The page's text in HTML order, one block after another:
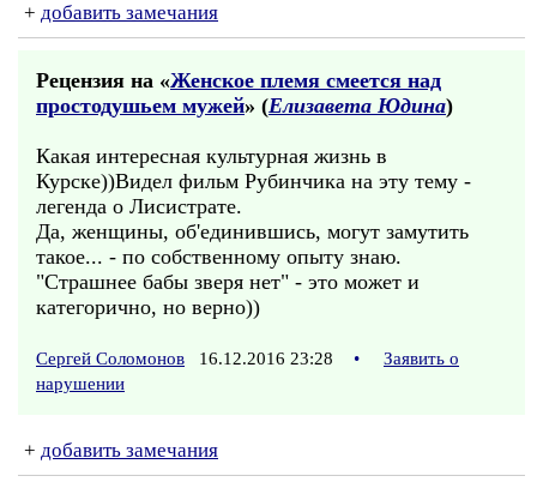
+ добавить замечания
Рецензия на «Женское племя смеется над
простодушьем мужей» (Елизавета Юдина)
Какая интересная культурная жизнь в
Курске))Видел фильм Рубинчика на эту тему -
легенда о Лисистрате.
Да, женщины, об'единившись, могут замутить
такое... - по собственному опыту знаю.
"Страшнее бабы зверя нет" - это может и
категорично, но верно))
Сергей Соломонов 16.12.2016 23:28 •
Заявить о
нарушении
+ добавить замечания